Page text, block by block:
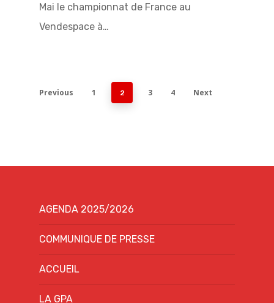
Mai le championnat de France au
Vendespace à…
Previous 1 2 3 4 Next
AGENDA 2025/2026
COMMUNIQUE DE PRESSE
ACCUEIL
LA GPA